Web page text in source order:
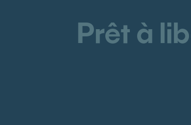
Prêt à